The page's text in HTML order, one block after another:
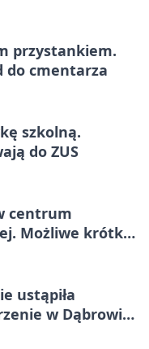
przystankiem.
do cmentarza
szkolną.
do ZUS
centrum
Możliwe krótkie
ustąpiła
w Dąbrowie